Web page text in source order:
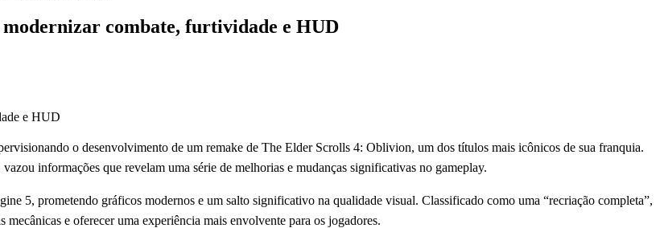
combate, furtividade e HUD
o desenvolvimento de um remake de The Elder Scrolls 4: Oblivion, um dos títulos mais icônicos de sua franquia.
informações que revelam uma série de melhorias e mudanças significativas no gameplay.
5, prometendo gráficos modernos e um salto significativo na qualidade visual. Classificado como uma “recriação completa”,
e oferecer uma experiência mais envolvente para os jogadores.